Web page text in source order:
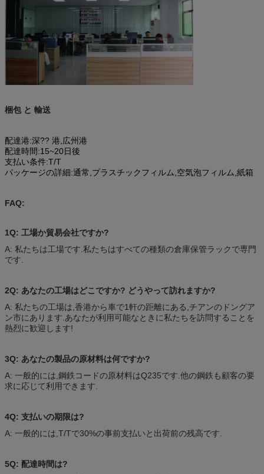
梱包 と 輸送
配達港:深?? 港,広州港
配達時間:15~20日後
支払い条件:T/T
パッケージの詳細:通常,プラスチックフィルム,空気泡フィルム,紙箱
FAQ:
1Q: 工場か貿易会社ですか?
A: 私たちは工場です.私たちはすべての種類の倉庫保管ラックで専門
です.
2Q: あなたの工場はどこですか? どうやって訪れますか?
A: 私たちの工場は,香港から車で1軒の距離にある,チアンのドングア
ン市にあります.あなたが利用可能なときに私たちを訪問することを
熱烈に歓迎します!
3Q: あなたの製品の原材料は何ですか?
A: 一般的には,鋼鉄コードの原材料はQ235です.他の鋼鉄も顧客の要
求に応じて利用できます.
4Q: 支払いの期限は?
A: 一般的には,T/Tで30%の事前支払いと出荷前の残高です.
5Q: 配達時間は?